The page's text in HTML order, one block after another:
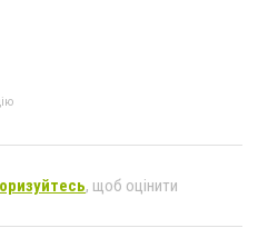
, щоб оцінити